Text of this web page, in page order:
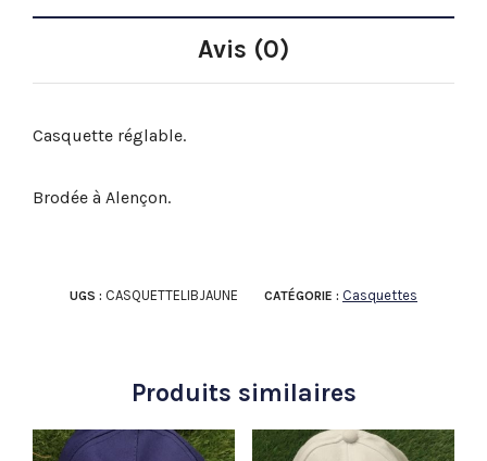
Avis (0)
Casquette réglable.
Brodée à Alençon.
UGS : CASQUETTELIBJAUNE CATÉGORIE : Casquettes
Produits similaires